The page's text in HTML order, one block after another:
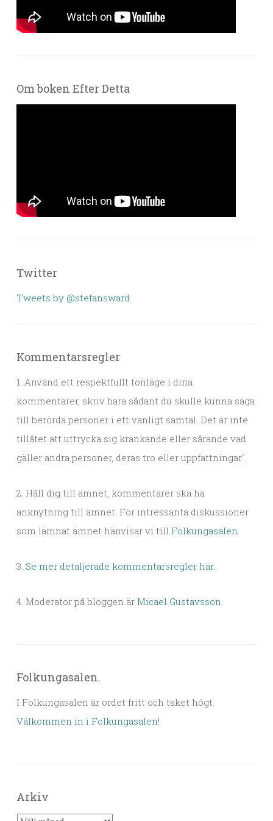
Om boken Efter Detta
Twitter
Tweets by @stefansward
Kommentarsregler
1. Använd ett respektfullt tonläge i dina
kommentarer, skriv bara sådant du skulle kunna säga
till berörda personer i ett vanligt samtal. Det är inte
tillåtet att uttrycka sig kränkande eller sårande vad
gäller andra personer, deras tro eller uppfattningar".
2. Håll dig till ämnet, kommentarer ska ha
anknytning till ämnet. För intressanta diskussioner
som lämnat ämnet hänvisar vi till Folkungasalen.
3. Se mer detaljerade kommentarsregler här..
4. Moderator på bloggen är Micael Gustavsson
Folkungasalen.
I Folkungasalen är ordet fritt och taket högt.
Välkommen in i Folkungasalen!
Arkiv